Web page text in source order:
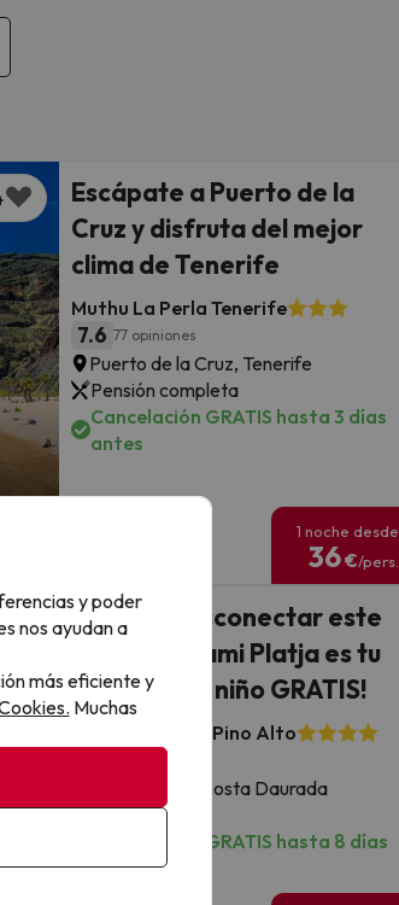
Escápate a Puerto de la
Cruz y disfruta del mejor
clima de Tenerife
Muthu La Perla Tenerife
7.6 77 opiniones
Puerto de la Cruz, Tenerife
Pensión completa
Cancelación GRATIS hasta 3 días
antes
1 noche desde
36€/pers.
¿Buscas desconectar este
verano? Miami Platja es tu
destino ¡1er niño GRATIS!
Hotel ALEGRIA Pino Alto
Miami Platja, Costa Daurada
Media pensión
Cancelación GRATIS hasta 8 días
antes
y poder
nos ayudan a
más eficiente y
Muchas